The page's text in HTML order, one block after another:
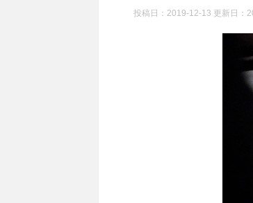
投稿日：2019-12-13 更新日：